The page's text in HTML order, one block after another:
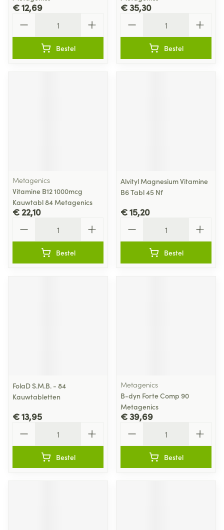
€ 12,69
Bestel
€ 35,30
Bestel
Metagenics
Vitamine B12 1000mcg
Kauwtabl 84 Metagenics
€ 22,10
Bestel
Alvityl Magnesium Vitamine
B6 Tabl 45 Nf
€ 15,20
Bestel
FolaD S.M.B. - 84
Kauwtabletten
€ 13,95
Bestel
Metagenics
B-dyn Forte Comp 90
Metagenics
€ 39,69
Bestel